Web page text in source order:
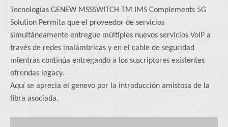
Tecnologías GENEW MSSSWITCH TM IMS Complements 5G
Solution Permita que el proveedor de servicios
simultáneamente entregue múltiples nuevos servicios VoIP a
través de redes inalámbricas y en el cable de seguridad
mientras continúa entregando a los suscriptores existentes
ofrendas legacy.
Aquí se aprecia el genevo por la introducción amistosa de la
fibra asociada.